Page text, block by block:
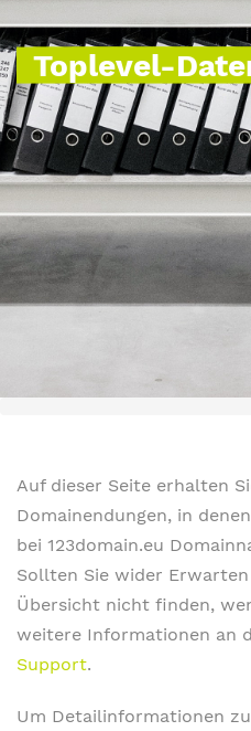
Toplevel-
Auf dieser Seite erhalten
Domainendungen, in
bei 123domain.eu
Sollten Sie wider
Übersicht nicht finden,
weitere Informationen an
Support.
Um Detailinformationen